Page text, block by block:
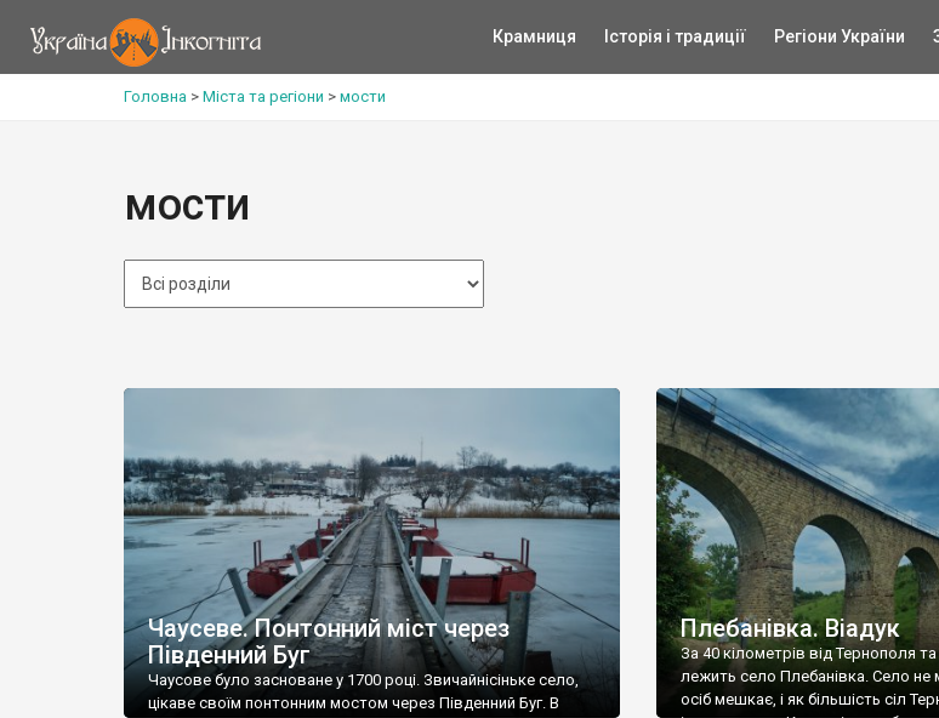
Крамниця Історія і традиції Регіони України
Головна > Міста та регіони > мости
мости
Чаусеве. Понтонний міст через
Південний Буг
Чаусове було засноване у 1700 році. Звичайнісіньке село,
цікаве своїм понтонним мостом через Південний Буг. В
Плебанівка. Віадук
За 40 кілометрів від Тернополя
лежить село Плебанівка. Село не
осіб мешкає, і як більшість сіл